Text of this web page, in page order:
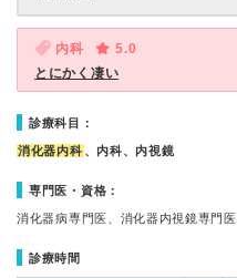
内科
5.0
とにかく凄い
診療科目：
消化器内科 、内科、内視鏡
専門医・資格：
消化器病専門医、消化器内視鏡専門医
診療時間